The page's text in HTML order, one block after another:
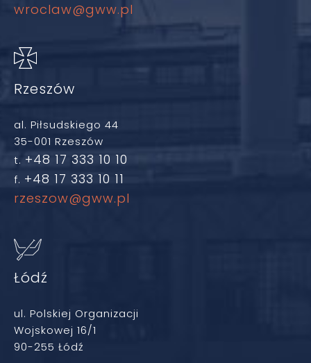
wroclaw@gww.pl
Rzeszów
al. Piłsudskiego 44
35-001 Rzeszów
t. +48 17 333 10 10
f. +48 17 333 10 11
rzeszow@gww.pl
Łódź
ul. Polskiej Organizacji
Wojskowej 16/1
90-255 Łódź